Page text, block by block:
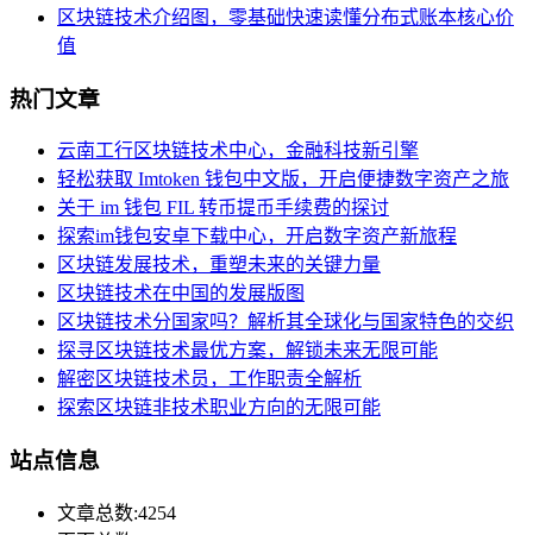
区块链技术介绍图，零基础快速读懂分布式账本核心价
值
热门文章
云南工行区块链技术中心，金融科技新引擎
轻松获取 Imtoken 钱包中文版，开启便捷数字资产之旅
关于 im 钱包 FIL 转币提币手续费的探讨
探索im钱包安卓下载中心，开启数字资产新旅程
区块链发展技术，重塑未来的关键力量
区块链技术在中国的发展版图
区块链技术分国家吗？解析其全球化与国家特色的交织
探寻区块链技术最优方案，解锁未来无限可能
解密区块链技术员，工作职责全解析
探索区块链非技术职业方向的无限可能
站点信息
文章总数:4254